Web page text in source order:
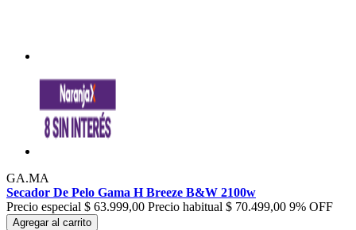
GA.MA
Secador De Pelo Gama H Breeze B&W 2100w
Precio especial $ 63.999,00 Precio habitual $ 70.499,00 9% OFF
Agregar al carrito